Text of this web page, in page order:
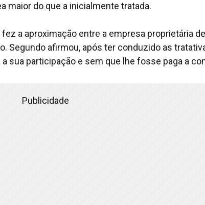
maior do que a inicialmente tratada.
a aproximação entre a empresa proprietária
Segundo afirmou, após ter conduzido as
sua participação e sem que lhe fosse paga a
Publicidade